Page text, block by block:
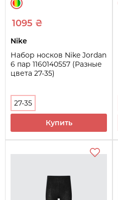
1095 ₴
Nike
Набор носков Nike Jordan
6 пар 1160140557 (Разные
цвета 27-35)
27-35
Купить